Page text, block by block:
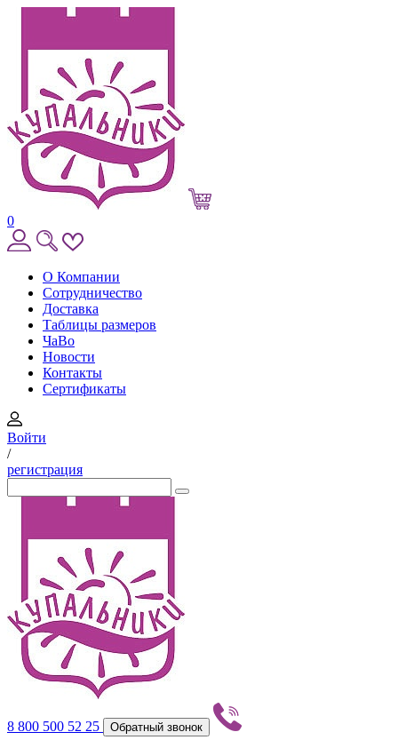
0
О Компании
Сотрудничество
Доставка
Таблицы размеров
ЧаВо
Новости
Контакты
Сертификаты
Войти
/
регистрация
8 800 500 52 25 Обратный звонок